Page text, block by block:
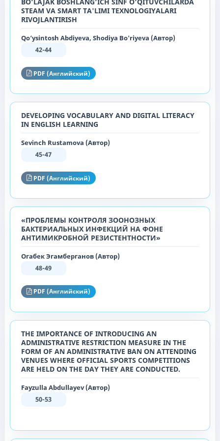
STEAM VA SMART TA'LIMI TEXNOLOGIYALARI
RIVOJLANTIRISH
Qo‘ysintosh Abdiyeva, Shodiya Bo'riyeva (Автор)
42-44
PDF (Английский)
DEVELOPING VOCABULARY AND DIGITAL LITERACY
IN ENGLISH LEARNING
Sevinch Rustamova (Автор)
45-47
PDF (Английский)
«ПРОБЛЕМЫ КОНТРОЛЯ ЗООНОЗНЫХ
БАКТЕРИАЛЬНЫХ ИНФЕКЦИЙ НА ФОНЕ
АНТИМИКРОБНОЙ РЕЗИСТЕНТНОСТИ»
Огабек Эгамберганов (Автор)
48-49
PDF (Английский)
THE IMPORTANCE OF INTRODUCING AN
ADMINISTRATIVE RESTRICTION MEASURE IN THE
FORM OF AN ADMINISTRATIVE BAN ON ATTENDING
VENUES WHERE OFFICIAL SPORTS COMPETITIONS
ARE HELD ON THE DAY THEY ARE CONDUCTED.
Fayzulla Abdullayev (Автор)
50-53